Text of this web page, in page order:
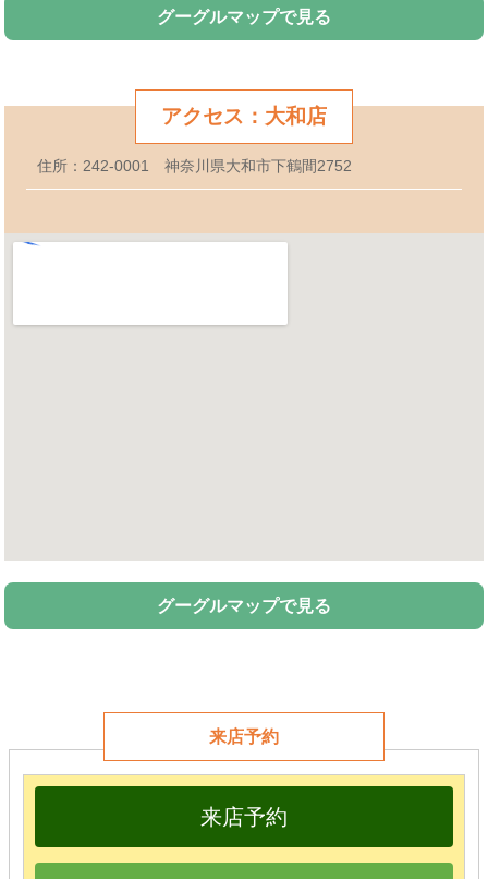
グーグルマップで見る
アクセス：大和店
住所：242-0001 神奈川県大和市下鶴間2752
グーグルマップで見る
来店予約
来店予約